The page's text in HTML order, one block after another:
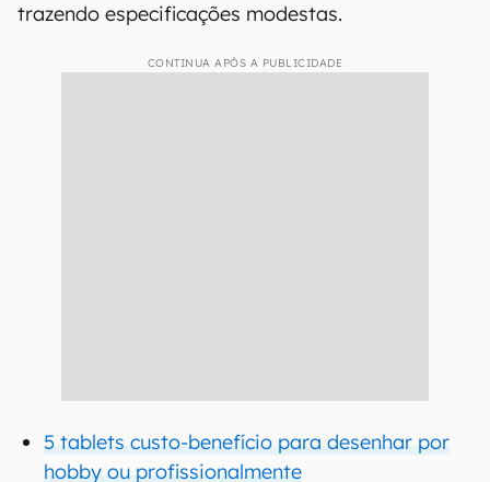
trazendo especificações modestas.
CONTINUA APÓS A PUBLICIDADE
5 tablets custo-benefício para desenhar por
hobby ou profissionalmente